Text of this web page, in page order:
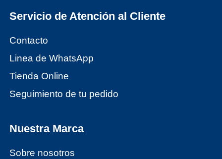
Servicio de Atención al Cliente
Contacto
Linea de WhatsApp
Tienda Online
Seguimiento de tu pedido
Nuestra Marca
Sobre nosotros